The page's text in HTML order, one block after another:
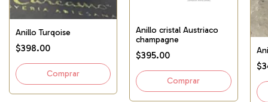
Anillo Turqoise
$398.00
Anillo cristal Austriaco
champagne
$395.00